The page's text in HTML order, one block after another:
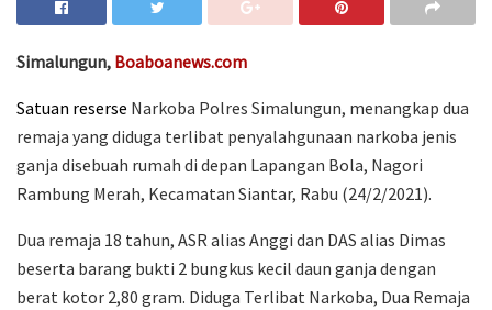
Simalungun, Boaboanews.com
Satuan reserse Narkoba Polres Simalungun, menangkap dua
remaja yang diduga terlibat penyalahgunaan narkoba jenis
ganja disebuah rumah di depan Lapangan Bola, Nagori
Rambung Merah, Kecamatan Siantar, Rabu (24/2/2021).
Dua remaja 18 tahun, ASR alias Anggi dan DAS alias Dimas
beserta barang bukti 2 bungkus kecil daun ganja dengan
berat kotor 2,80 gram. Diduga Terlibat Narkoba, Dua Remaja